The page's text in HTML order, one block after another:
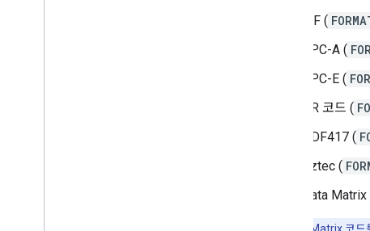
ITF (
UPC-A (
UPC-E (
QR 코드 (
PDF417 (
Aztec (
Data Matrix